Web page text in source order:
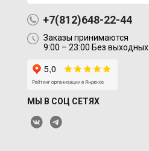
+7(812)648-22-44
Заказы принимаются
9:00 – 23:00 Без выходных
МЫ В СОЦ СЕТЯХ